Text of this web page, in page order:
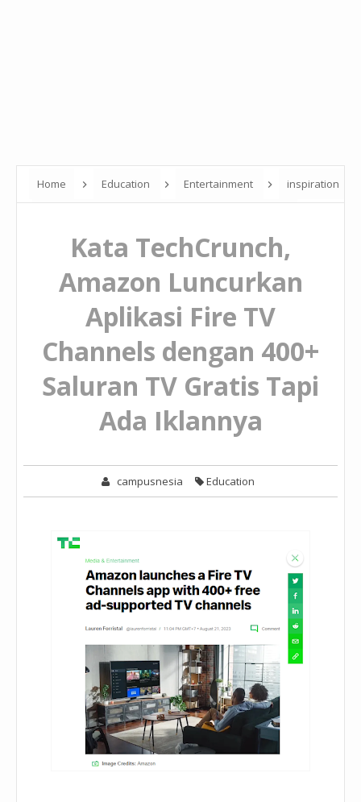
Home Education Entertainment inspiration
Channels dengan 400+ Saluran TV Gratis Tapi Ada Iklannya
Kata TechCrunch,
Amazon Luncurkan
Aplikasi Fire TV
Channels dengan 400+
Saluran TV Gratis Tapi
Ada Iklannya
campusnesia Education